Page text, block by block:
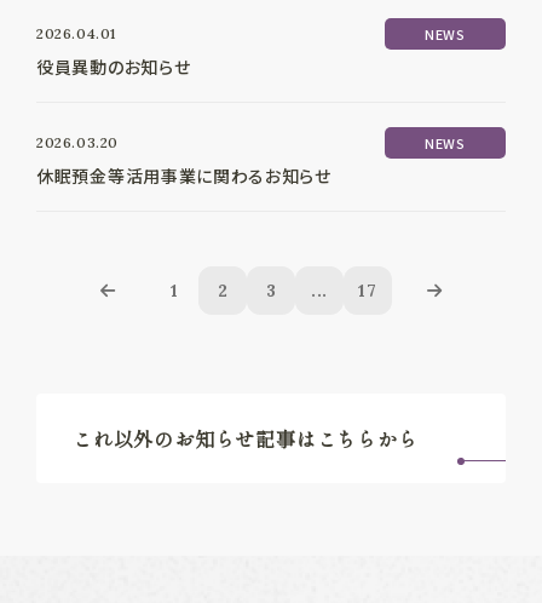
2026.04.01 NEWS
役員異動のお知らせ
2026.03.20 NEWS
休眠預金等活用事業に関わるお知らせ
1 2 3 ... 17
これ以外のお知らせ記事はこちらから